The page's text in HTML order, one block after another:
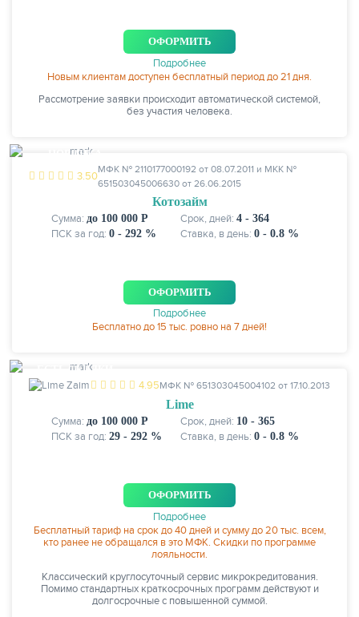
ОФОРМИТЬ
Подробнее
Новым клиентам доступен бесплатный период до 21 дня.
Рассмотрение заявки происходит автоматической системой,
без участия человека.
НОВИНКА
3.50
МФК № 2110177000192 от 08.07.2011 и МКК №
651503045006630 от 26.06.2015
Котозайм
Сумма: до 100 000 Р Срок, дней: 4 - 364
ПСК за год: 0 - 292 % Ставка, в день: 0 - 0.8 %
ОФОРМИТЬ
Подробнее
Бесплатно до 15 тыс. ровно на 7 дней!
ЕСТЬ СКИДКИ
4.95МФК № 651303045004102 от 17.10.2013
Lime
Сумма: до 100 000 Р Срок, дней: 10 - 365
ПСК за год: 29 - 292 % Ставка, в день: 0 - 0.8 %
ОФОРМИТЬ
Подробнее
Бесплатный тариф на срок до 40 дней и сумму до 20 тыс. всем,
кто ранее не обращался в это МФК. Скидки по программе
лояльности.
Классический круглосуточный сервис микрокредитования.
Помимо стандартных краткосрочных программ действуют и
долгосрочные с повышенной суммой.